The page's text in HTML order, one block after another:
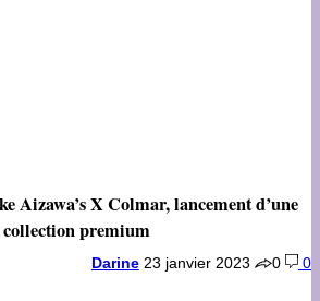
Aizawa’s X Colmar, lancement d’une
collection premium
Darine 23 janvier 2023 0 0